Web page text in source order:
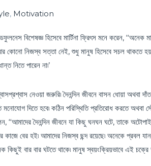
, Motivation
বিশেষজ্ঞ হিসেবে মার্টিনা ফ্রিৎস মনে করেন, ‘‘অনেক
কোনো নিজস্ব সত্তা নেই, শুধু মানুষ হিসেবে সচল থাকতে
নিতে পারেন না৷’
নেওয়া জরুরি৷ দৈনন্দিন জীবনে বাসন ধোয়া অথবা
দিতে হবে৷ কঠিন পরিস্থিতি প্রতিরোধ করতে অথবা
‘‘আমাদের দৈনন্দিন জীবনে যা কিছু ঘনঘন ঘটে, তাকে
বের হই৷ আমাদের নিজস্ব ছন্দ রয়েছে৷ অনেকে প্রবল
কিছুই বার বার ঘটতে থাকে৷ মানুষ স্বয়ংক্রিয়ভাবে এই